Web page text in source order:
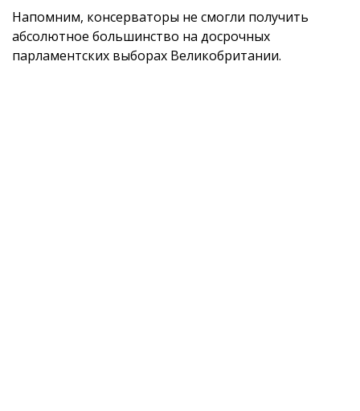
Напомним, консерваторы не смогли получить
абсолютное большинство на досрочных
парламентских выборах Великобритании.